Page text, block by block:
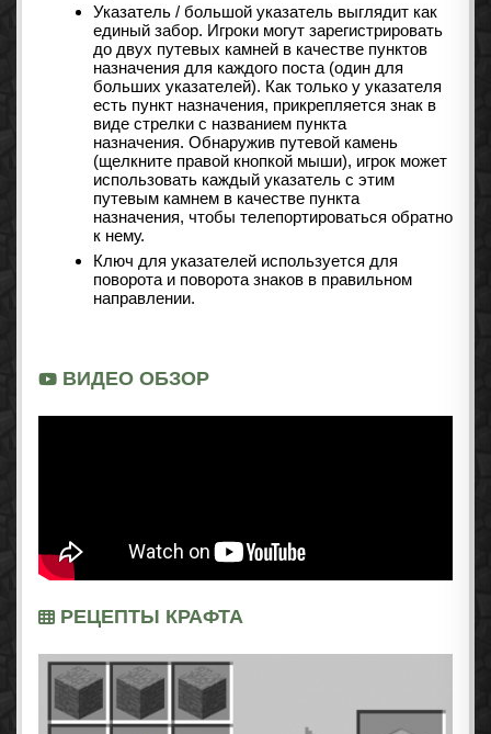
Указатель / большой указатель выглядит как
единый забор. Игроки могут зарегистрировать
до двух путевых камней в качестве пунктов
назначения для каждого поста (один для
больших указателей). Как только у указателя
есть пункт назначения, прикрепляется знак в
виде стрелки с названием пункта
назначения. Обнаружив путевой камень
(щелкните правой кнопкой мыши), игрок может
использовать каждый указатель с этим
путевым камнем в качестве пункта
назначения, чтобы телепортироваться обратно
к нему.
Ключ для указателей используется для
поворота и поворота знаков в правильном
направлении.
ВИДЕО ОБЗОР
РЕЦЕПТЫ КРАФТА